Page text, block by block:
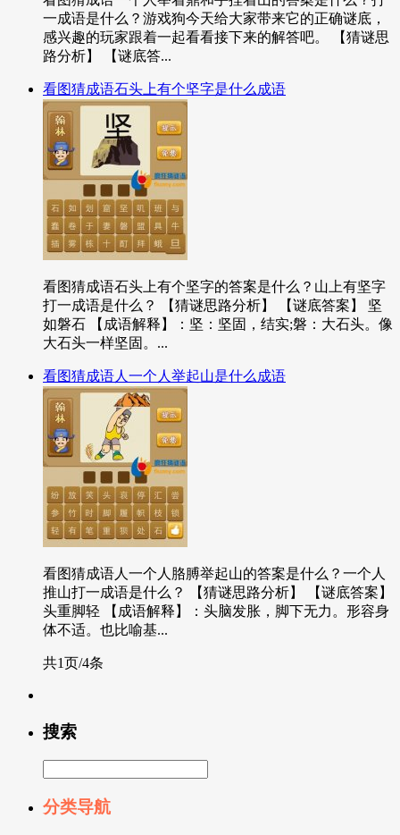
一成语是什么？游戏狗今天给大家带来它的正确谜底，
感兴趣的玩家跟着一起看看接下来的解答吧。 【猜谜思
路分析】 【谜底答...
看图猜成语石头上有个坚字是什么成语
看图猜成语石头上有个坚字的答案是什么？山上有坚字
打一成语是什么？ 【猜谜思路分析】 【谜底答案】 坚
如磐石 【成语解释】：坚：坚固，结实;磐：大石头。像
大石头一样坚固。...
看图猜成语人一个人举起山是什么成语
看图猜成语人一个人胳膊举起山的答案是什么？一个人
推山打一成语是什么？ 【猜谜思路分析】 【谜底答案】
头重脚轻 【成语解释】：头脑发胀，脚下无力。形容身
体不适。也比喻基...
共1页/4条
搜索
分类导航